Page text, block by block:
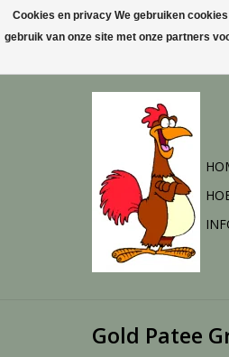
Gold Patee
Cookies en privacy We gebruiken
gebruik van onze site met onze partners